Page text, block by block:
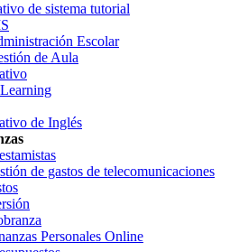
de sistema tutorial
Escolar
de Aula
de Inglés
de gastos de telecomunicaciones
Personales Online